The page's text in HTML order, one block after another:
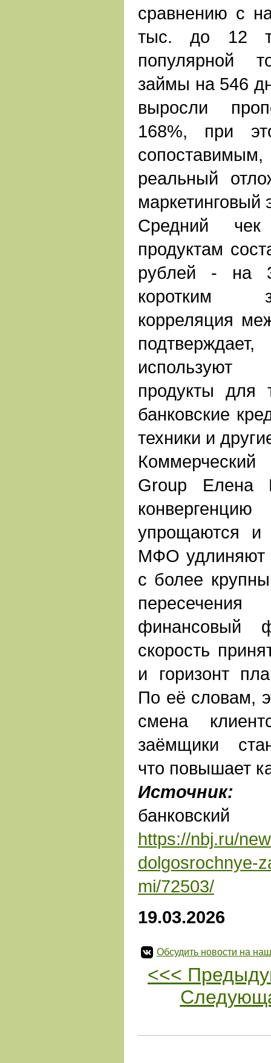
сравнению с
тыс. до 12
популярной
займы на 546
выросли
168%, при
реальный
маркетинговый
Средний
продуктам
рублей - на
коротким
корреляция
используют
продукты для
банковские
техники и
Group Елена
упрощаются
МФО удлиняют
с более
финансовый
скорость
и горизонт
По её словам,
смена
заёмщики
что повышает
Источник:
https://nbj.ru/
dolgosrochnye-
mi/72503/
19.03.2026
Обсудить новости на
<<<